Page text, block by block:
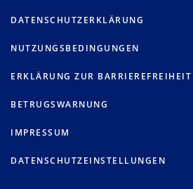
DATENSCHUTZERKLÄRUNG
NUTZUNGSBEDINGUNGEN
ERKLÄRUNG ZUR BARRIEREFREIHEIT
BETRUGSWARNUNG
IMPRESSUM
DATENSCHUTZEINSTELLUNGEN